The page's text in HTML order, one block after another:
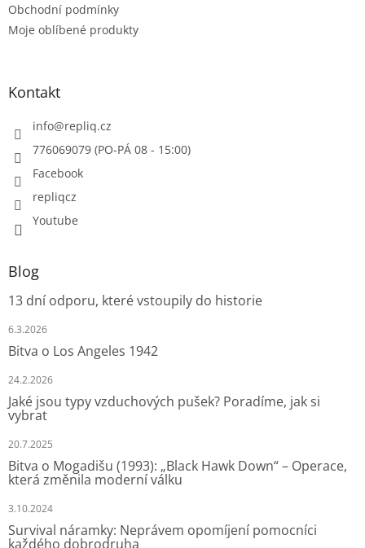
Obchodní podmínky
Moje oblíbené produkty
Kontakt
info@repliq.cz
776069079 (PO-PÁ 08 - 15:00)
Facebook
repliqcz
Youtube
Blog
13 dní odporu, které vstoupily do historie
6.3.2026
Bitva o Los Angeles 1942
24.2.2026
Jaké jsou typy vzduchových pušek? Poradíme, jak si
vybrat
20.7.2025
Bitva o Mogadišu (1993): „Black Hawk Down“ – Operace,
která změnila moderní válku
3.10.2024
Survival náramky: Neprávem opomíjení pomocníci
každého dobrodruha